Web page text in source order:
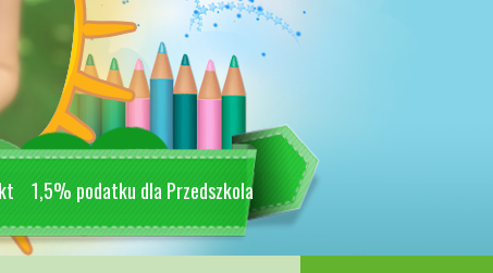
1,5% podatku dla Przedszkola